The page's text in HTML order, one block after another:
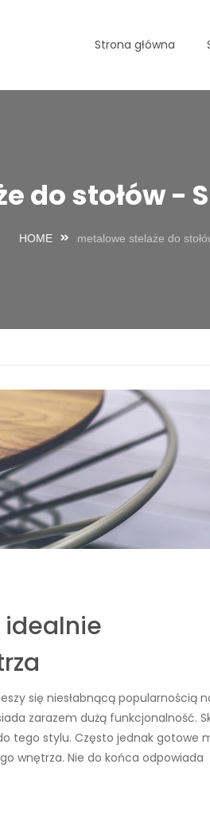
Strona główna
do stołów -
HOME metalowe stelaże do
idealnie
się niesłabnącą popularnością
zarazem dużą funkcjonalność.
tego stylu. Często jednak gotowe
wnętrza. Nie do końca odpowiada